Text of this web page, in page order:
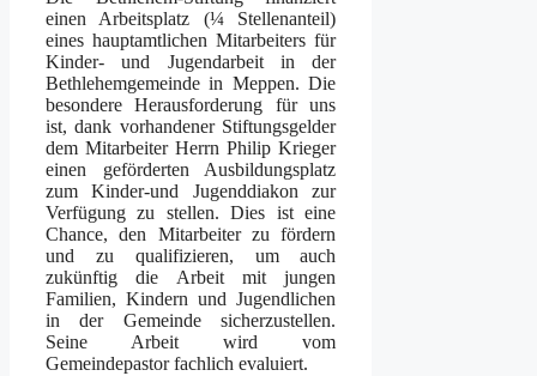
einen Arbeitsplatz (¼ Stellenanteil)
eines hauptamtlichen Mitarbeiters für
Kinder- und Jugendarbeit in der
Bethlehemgemeinde in Meppen. Die
besondere Herausforderung für uns
ist, dank vorhandener Stiftungsgelder
dem Mitarbeiter Herrn Philip Krieger
einen geförderten Ausbildungsplatz
zum Kinder-und Jugenddiakon zur
Verfügung zu stellen. Dies ist eine
Chance, den Mitarbeiter zu fördern
und zu qualifizieren, um auch
zukünftig die Arbeit mit jungen
Familien, Kindern und Jugendlichen
in der Gemeinde sicherzustellen.
Seine Arbeit wird vom
Gemeindepastor fachlich evaluiert.